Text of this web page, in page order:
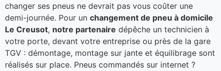
changer ses pneus ne devrait pas vous coûter une
demi-journée. Pour un changement de pneu à domicile
Le Creusot, notre partenaire dépêche un technicien à
votre porte, devant votre entreprise ou près de la gare
TGV : démontage, montage sur jante et équilibrage sont
réalisés sur place. Pneus commandés sur internet ?